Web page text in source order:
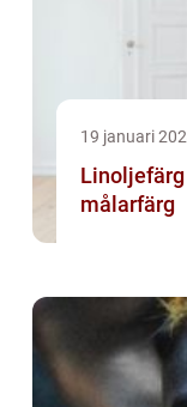
19 januari
målarfärg